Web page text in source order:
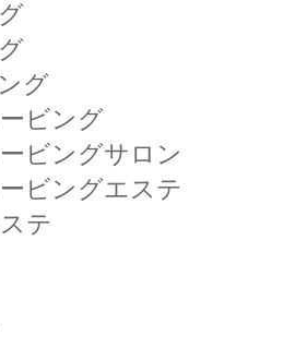
グ
ビング
ビングサロン
ビングエステ
テ